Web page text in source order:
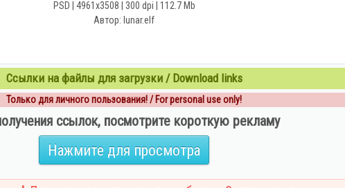
PSD | 4961х3508 | 300 dpi | 112.7 Mb
Автор: lunar.elf
Ссылки на файлы для загрузки / Download links
Только для личного пользования! / For personal use only!
ссылок, посмотрите короткую рекламу
Нажмите для просмотра